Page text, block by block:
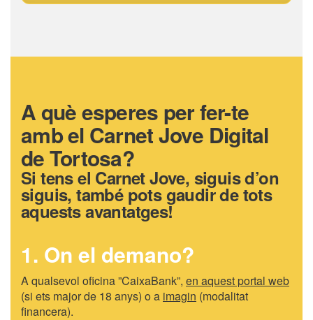
A què esperes per fer-te
amb el Carnet Jove Digital
de Tortosa?
Si tens el Carnet Jove, siguis d’on
siguis, també pots gaudir de tots
aquests avantatges!
1. On el demano?
A qualsevol oficina ”CaixaBank”, en aquest portal web
(si ets major de 18 anys) o a imagin (modalitat
financera).